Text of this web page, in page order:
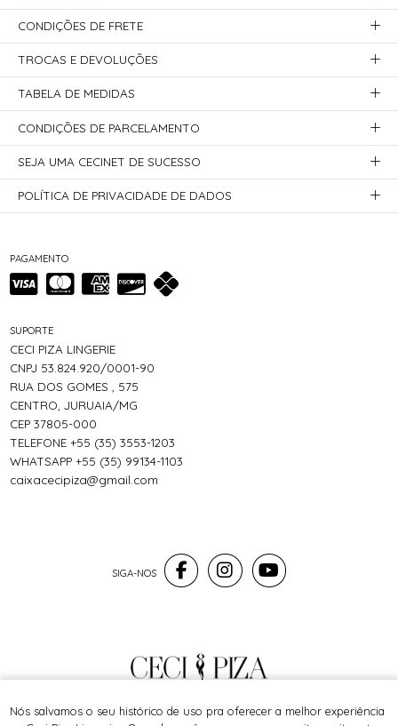
PAGAMENTO
SUPORTE
CECI PIZA LINGERIE
CNPJ 53.824.920/0001-90
RUA DOS GOMES , 575
CENTRO, JURUAIA/MG
CEP 37805-000
TELEFONE +55 (35) 3553-1203
WHATSAPP +55 (35) 99134-1103
caixacecipiza@gmail.com
CONDIÇÕES DE FRETE
TROCAS E DEVOLUÇÕES
TABELA DE MEDIDAS
CONDIÇÕES DE PARCELAMENTO
SEJA UMA CECINET DE SUCESSO
POLÍTICA DE PRIVACIDADE DE DADOS
® TODOS DIREITOS RESERVADOS
Nós salvamos o seu histórico de uso pra oferecer a melhor experiência